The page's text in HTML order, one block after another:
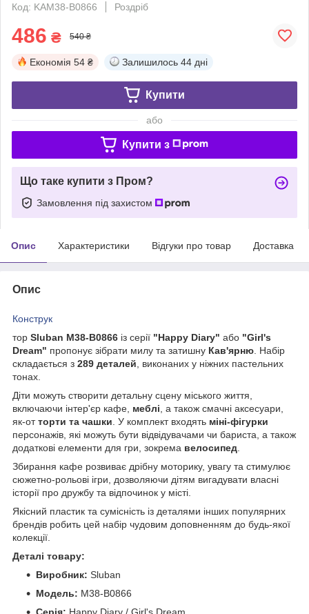
Код: KAM38-B0866
Роздріб
486 ₴ 540 ₴
Економія 54 ₴ Залишилось 44 дні
Купити
або
Купити з
Що таке купити з Пром?
Замовлення під захистом
Опис Характеристики Відгуки про товар Доставка
Опис
Конструк
тор Sluban M38-B0866 із серії "Happy Diary" або "Girl's
Dream" пропонує зібрати милу та затишну Кав'ярню . Набір
складається з 289 деталей , виконаних у ніжних пастельних
тонах.
Діти можуть створити детальну сцену міського життя,
включаючи інтер'єр кафе, меблі , а також смачні аксесуари,
як-отторти та чашки . У комплект входять міні-фігурки
персонажів, які можуть бути відвідувачами чи бариста, а також
додаткові елементи для гри, зокрема велосипед
Збирання кафе розвиває дрібну моторику, увагу та стимулює
сюжетно-рольові ігри, дозволяючи дітям вигадувати власні
історії про дружбу та відпочинок у місті.
Якісний пластик та сумісність із деталями інших популярних
брендів робить цей набір чудовим доповненням до будь-якої
колекції.
Деталі товару:
Виробник: Sluban
Модель: M38-B0866
Серія: Happy Diary / Girl's Dream